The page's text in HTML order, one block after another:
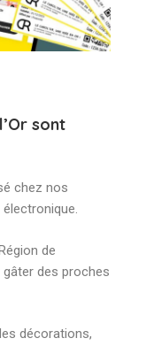
sont
chez nos
de
des proches
décorations,